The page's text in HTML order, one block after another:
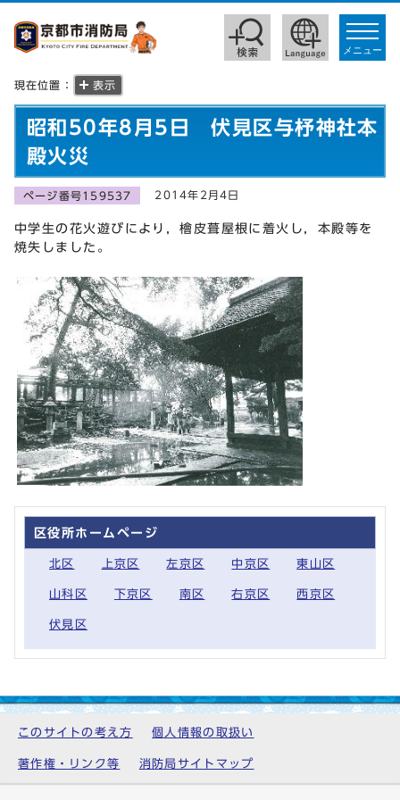
toggle
メニュー
現在位置： 表示
昭和50年8月5日 伏見区与杼神社本
殿火災
ページ番号159537 2014年2月4日
中学生の花火遊びにより，檜皮葺屋根に着火し，本殿等を
焼失しました。
区役所ホームページ
北区 上京区 左京区 中京区 東山区
山科区 下京区 南区 右京区 西京区
伏見区
このサイトの考え方 個人情報の取扱い
著作権・リンク等 消防局サイトマップ